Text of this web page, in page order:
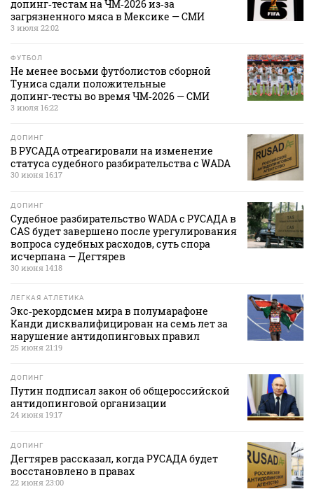
допинг‑тестам на ЧМ‑2026 из‑за
загрязненного мяса в Мексике — СМИ
3 июля 22:02
ФУТБОЛ
Не менее восьми футболистов сборной
Туниса сдали положительные
допинг‑тесты во время ЧМ‑2026 — СМИ
3 июля 16:22
ДОПИНГ
В РУСАДА отреагировали на изменение
статуса судебного разбирательства с WADA
30 июня 16:17
ДОПИНГ
Судебное разбирательство WADA с РУСАДА в
CAS будет завершено после урегулирования
вопроса судебных расходов, суть спора
исчерпана — Дегтярев
30 июня 14:18
ЛЕГКАЯ АТЛЕТИКА
Экс‑рекордсмен мира в полумарафоне
Канди дисквалифицирован на семь лет за
нарушение антидопинговых правил
25 июня 21:19
ДОПИНГ
Путин подписал закон об общероссийской
антидопинговой организации
24 июня 19:17
ДОПИНГ
Дегтярев рассказал, когда РУСАДА будет
восстановлено в правах
22 июня 23:00